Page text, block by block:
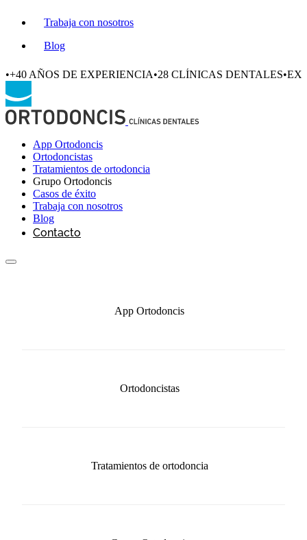
Trabaja con nosotros
Blog
•+40 AÑOS DE EXPERIENCIA•28 CLÍNICAS DENTALES•
App Ortodoncis
Ortodoncistas
Tratamientos de ortodoncia
Grupo Ortodoncis
Casos de éxito
Trabaja con nosotros
Blog
Contacto
App Ortodoncis
Ortodoncistas
Tratamientos de ortodoncia